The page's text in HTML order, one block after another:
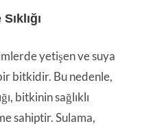
yetişen ve suya
bitkidir. Bu nedenle,
bitkinin sağlıklı
sahiptir. Sulama,